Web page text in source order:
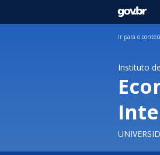
GOVBR
Ir para o
Instituto de